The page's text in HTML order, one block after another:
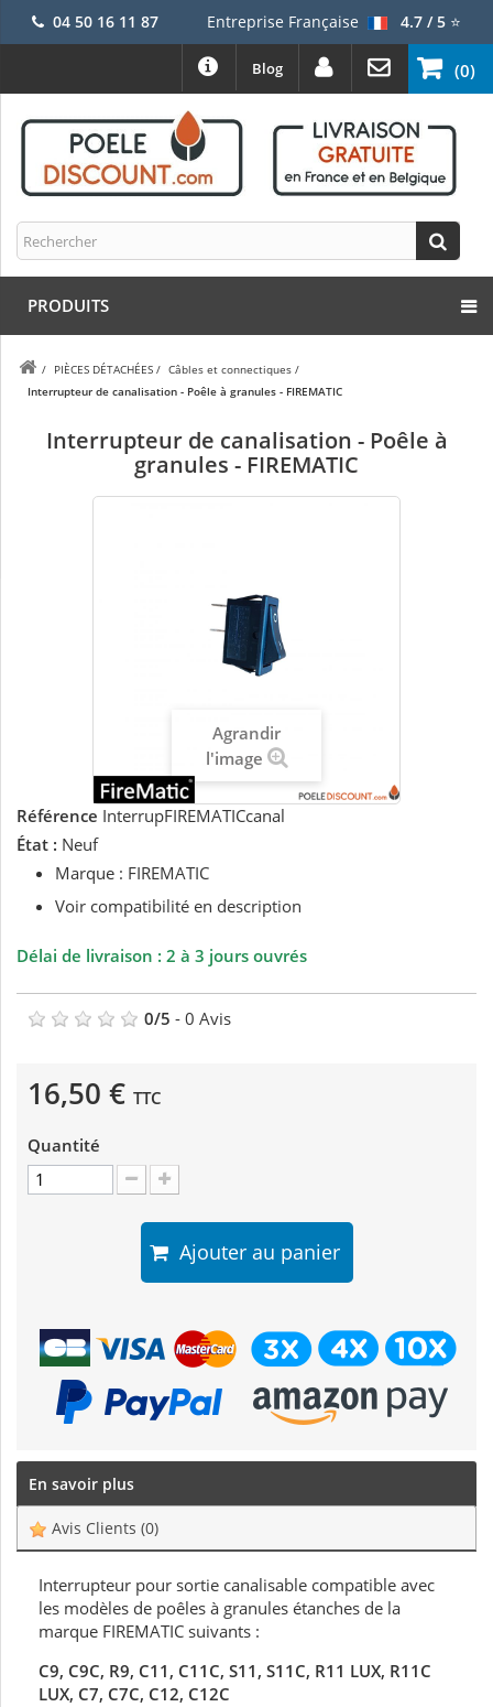
04 50 16 11 87 Entreprise Française 4.7 / 5⭐
(0)
Blog
PRODUITS
/ PIÈCES DÉTACHÉES / Câbles et connectiques /
Interrupteur de canalisation - Poêle à granules - FIREMATIC
Interrupteur de canalisation - Poêle à
granules - FIREMATIC
Agrandir
l'image
Référence InterrupFIREMATICcanal
État : Neuf
Marque : FIREMATIC
Voir compatibilité en description
Délai de livraison : 2 à 3 jours ouvrés
0/5 - 0 Avis
16,50 € TTC
Quantité
Ajouter au panier
En savoir plus
Avis Clients (0)
Interrupteur pour sortie canalisable compatible avec
les modèles de poêles à granules étanches de la
marque FIREMATIC suivants :
C9, C9C, R9, C11, C11C, S11, S11C, R11 LUX, R11C
LUX, C7, C7C, C12, C12C